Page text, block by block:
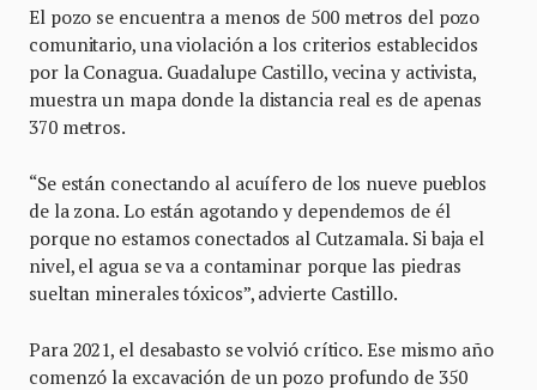
El pozo se encuentra a menos de 500 metros del pozo
comunitario, una violación a los criterios establecidos
por la Conagua. Guadalupe Castillo, vecina y activista,
muestra un mapa donde la distancia real es de apenas
370 metros.
“Se están conectando al acuífero de los nueve pueblos
de la zona. Lo están agotando y dependemos de él
porque no estamos conectados al Cutzamala. Si baja el
nivel, el agua se va a contaminar porque las piedras
sueltan minerales tóxicos”, advierte Castillo.
Para 2021, el desabasto se volvió crítico. Ese mismo año
comenzó la excavación de un pozo profundo de 350